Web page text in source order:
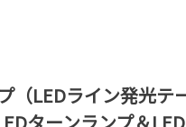
（LEDライン発光テ